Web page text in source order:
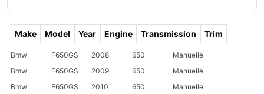
Make Model Year Engine Transmission Trim
Bmw F650GS 2008 650
Manuelle
Bmw
F650GS 2009 650
Manuelle
Bmw
F650GS 2010 650
Manuelle